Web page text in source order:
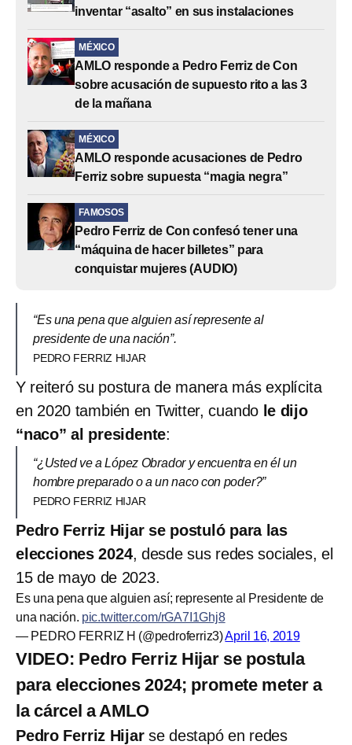
inventar “asalto” en sus instalaciones
MÉXICO
AMLO responde a Pedro Ferriz de Con
sobre acusación de supuesto rito a las 3
de la mañana
MÉXICO
AMLO responde acusaciones de Pedro
Ferriz sobre supuesta “magia negra”
FAMOSOS
Pedro Ferriz de Con confesó tener una
“máquina de hacer billetes” para
conquistar mujeres (AUDIO)
“Es una pena que alguien así represente al
presidente de una nación”.
PEDRO FERRIZ HIJAR
Y reiteró su postura de manera más explícita
en 2020 también en Twitter, cuando le dijo
“naco” al presidente:
“¿Usted ve a López Obrador y encuentra en él un
hombre preparado o a un naco con poder?”
PEDRO FERRIZ HIJAR
Pedro Ferriz Hijar se postuló para las
elecciones 2024, desde sus redes sociales, el
15 de mayo de 2023.
Es una pena que alguien así; represente al Presidente de
una nación. pic.twitter.com/rGA7I1Ghj8
— PEDRO FERRIZ H (@pedroferriz3)April 16, 2019
VIDEO: Pedro Ferriz Hijar se postula
para elecciones 2024; promete meter a
la cárcel a AMLO
Pedro Ferriz Hijarse destapó en redes